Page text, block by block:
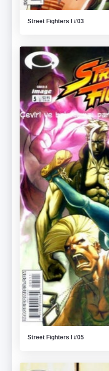
Street Fighters I #03
Street Fighters I #05